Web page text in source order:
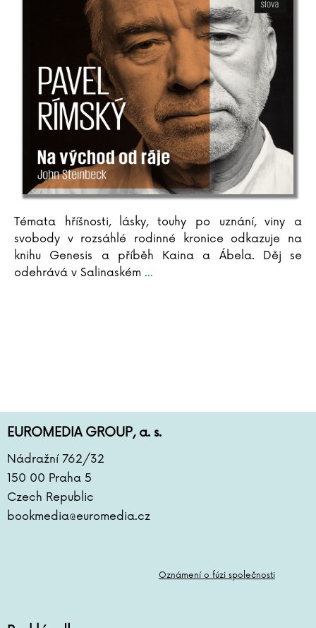
Jan Szymik
Témata hříšnosti, lásky, touhy po uznání, viny a
svobody v rozsáhlé rodinné kronice odkazuje na
knihu Genesis a příběh Kaina a Ábela. Děj se
odehrává v Salinaském ...
EUROMEDIA GROUP, a. s.
Nádražní 762/32
150 00 Praha 5
Czech Republic
bookmedia@euromedia.cz
Oznámení o fúzi společnosti